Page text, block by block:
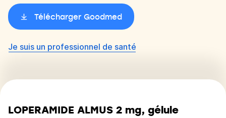
Télécharger Goodmed
Je suis un professionnel de santé
LOPERAMIDE ALMUS 2 mg, gélule